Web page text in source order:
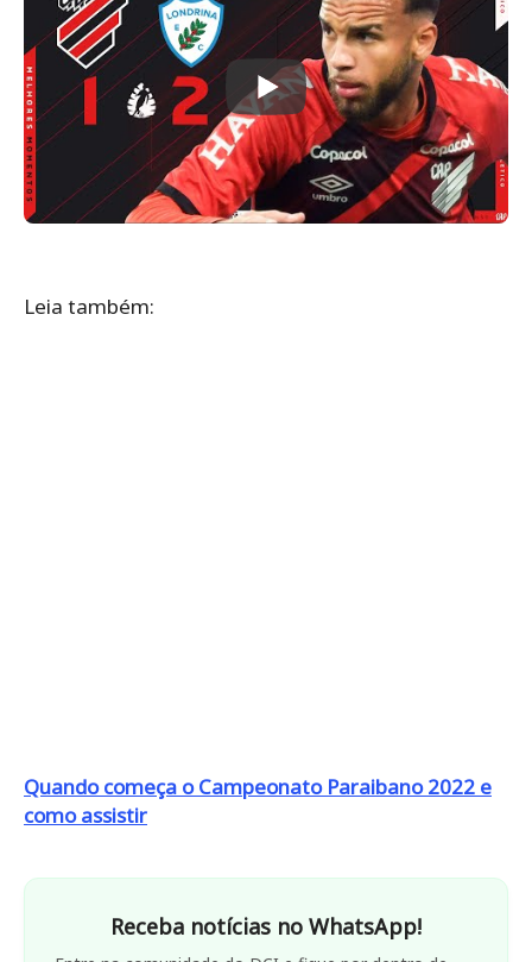
Leia também:
Quando começa o Campeonato Paraibano 2022 e
como assistir
Receba notícias no WhatsApp!